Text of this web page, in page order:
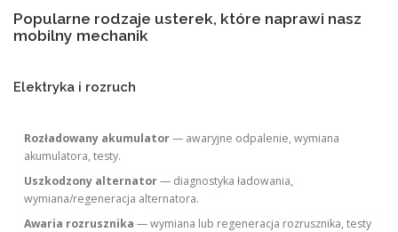
Popularne rodzaje usterek, które naprawi nasz
mobilny mechanik
Elektryka i rozruch
Rozładowany akumulator— awaryjne odpalenie, wymiana
akumulatora, testy.
Uszkodzony alternator— diagnostyka ładowania,
wymiana/regeneracja alternatora.
Awaria rozrusznika — wymiana lub regeneracja rozrusznika, testy